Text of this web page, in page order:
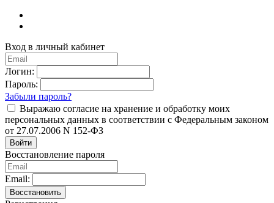
Вход в личный кабинет
Логин:
Пароль:
Забыли пароль?
Выражаю согласие на хранение и обработку моих
персональных данных в соответствии с Федеральным законом
от 27.07.2006 N 152-ФЗ
Войти
Восстановление пароля
Email:
Восстановить